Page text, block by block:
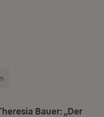
Bauer: „Der